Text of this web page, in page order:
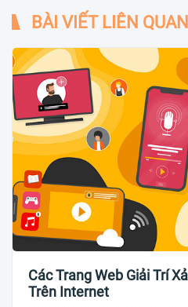
BÀI VIẾT LIÊN QUAN
Các Trang Web Giải Trí
Trên Internet